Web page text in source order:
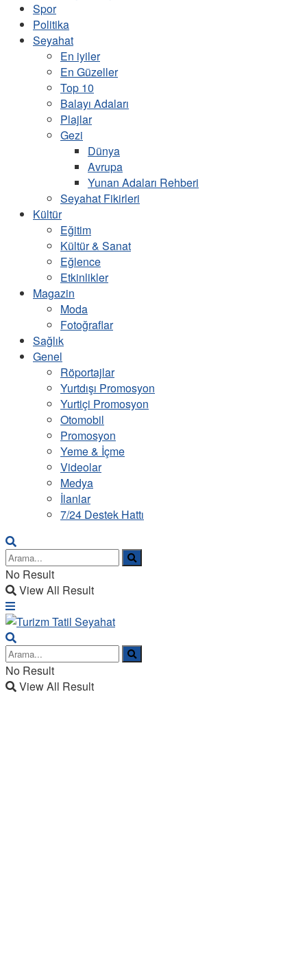
Spor
Politika
Seyahat
En iyiler
En Güzeller
Top 10
Balayı Adaları
Plajlar
Gezi
Dünya
Avrupa
Yunan Adaları Rehberi
Seyahat Fikirleri
Kültür
Eğitim
Kültür & Sanat
Eğlence
Etkinlikler
Magazin
Moda
Fotoğraflar
Sağlık
Genel
Röportajlar
Yurtdışı Promosyon
Yurtiçi Promosyon
Otomobil
Promosyon
Yeme & İçme
Videolar
Medya
İlanlar
7/24 Destek Hattı
No Result
View All Result
No Result
View All Result